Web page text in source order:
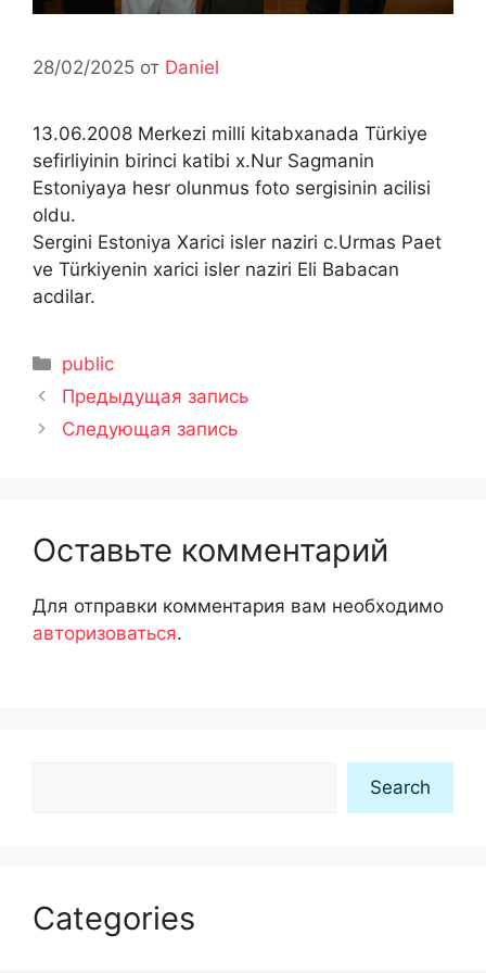
28/02/2025 от Daniel
13.06.2008 Merkezi milli kitabxanada Türkiye
sefirliyinin birinci katibi x.Nur Sagmanin
Estoniyaya hesr olunmus foto sergisinin acilisi
oldu.
Sergini Estoniya Xarici isler naziri c.Urmas Paet
ve Türkiyenin xarici isler naziri Eli Babacan
acdilar.
Рубрики
public
Предыдущая запись
Следующая запись
Оставьте комментарий
Для отправки комментария вам необходимо
авторизоваться.
Search
Categories